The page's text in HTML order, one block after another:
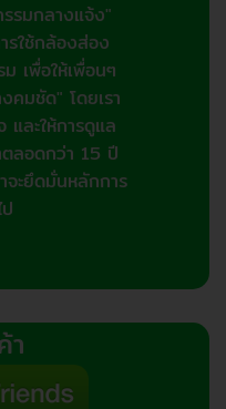
รรมกลางแจ้ง"
รใช้กล้องส่อง
เพื่อให้เพื่อนๆ
คมชัด" โดยเรา
และให้การดูแล
ลอดกว่า 15 ปี
ะยึดมั่นหลักการ
า